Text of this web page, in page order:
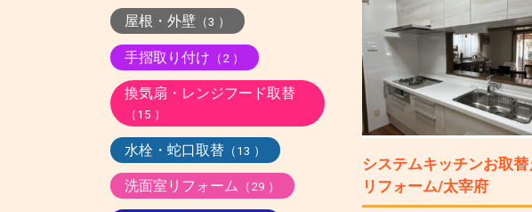
システムキッチンお取
リフォーム/太宰府
屋根・外壁（3 ）
手摺取り付け （2 ）
換気扇・レンジフード取替
（15 ）
水栓・蛇口取替（13 ）
洗面室リフォーム （29 ）